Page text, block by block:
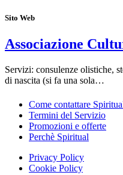
Sito Web
Associazione
Servizi: consulenze olistiche,
di nascita (si fa una sola…
Come contattare
Termini del Servizio
Promozioni e offerte
Perchè Spiritual
Privacy Policy
Cookie Policy